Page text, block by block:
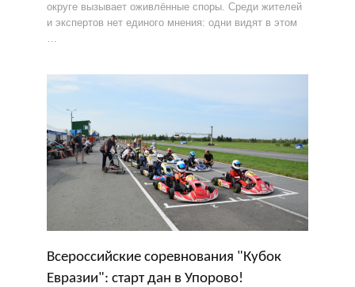
округе вызывает оживлённые споры. Среди жителей
и экспертов нет единого мнения: одни видят в этом
…
Всероссийские соревнования "Кубок
Евразии": старт дан в Упорово!